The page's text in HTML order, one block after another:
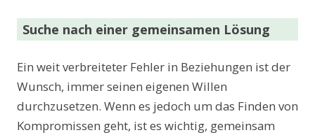
Suche nach einer gemeinsamen Lösung
Ein weit verbreiteter Fehler in Beziehungen ist der
Wunsch, immer seinen eigenen Willen
durchzusetzen. Wenn es jedoch um das Finden von
Kompromissen geht, ist es wichtig, gemeinsam